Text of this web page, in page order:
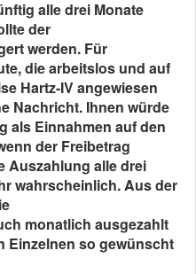
alle drei Monate
der
werden. Für
die arbeitslos und auf
Hartz-IV angewiesen
Nachricht. Ihnen würde
als Einnahmen auf den
der Freibetrag
Auszahlung alle drei
wahrscheinlich. Aus der
monatlich ausgezahlt
Einzelnen so gewünscht